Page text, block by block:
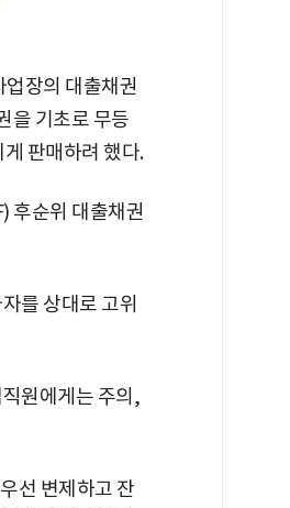
장의 대출채권
을 기초로 무등
판매하려 했다.
후순위 대출채권
를 상대로 고위
원에게는 주의,
선 변제하고 잔